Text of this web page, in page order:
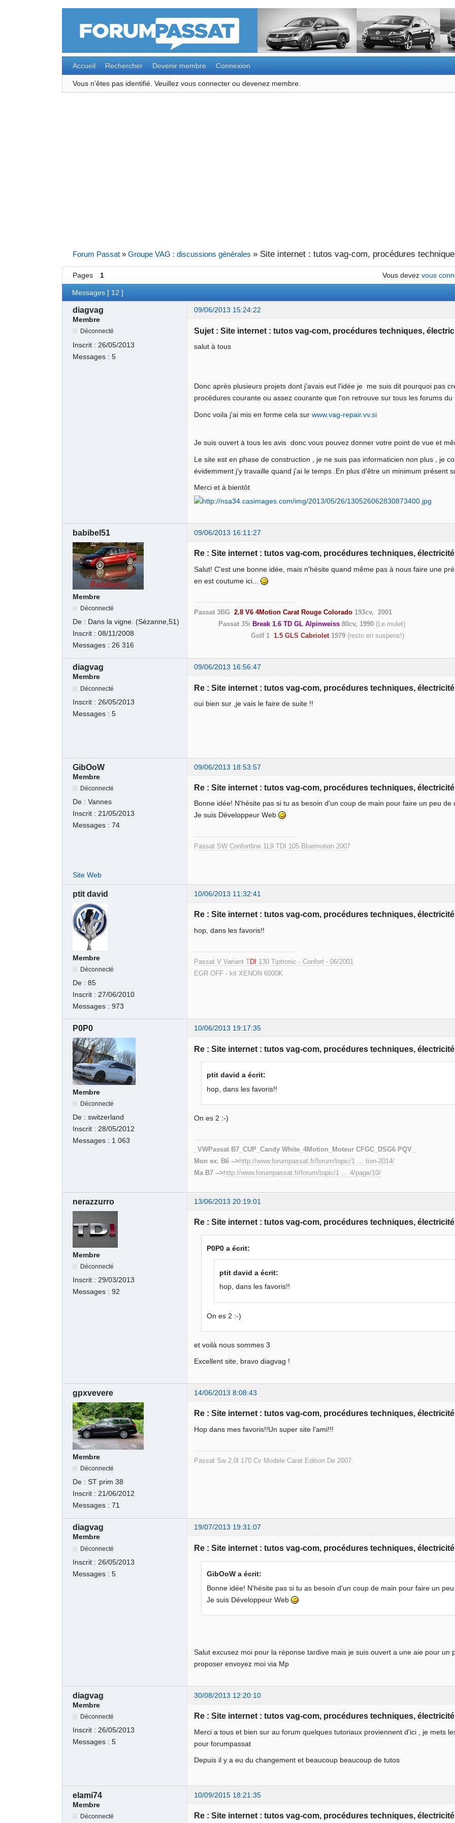
Accueil Rechercher Devenir membre Connexion
Vous n’êtes pas identifié. Veuillez vous connecter ou devenez membre.
Forum Passat » Groupe VAG : discussions générales » Site internet : tutos vag-com, procédures
Pages 1 Vous devez vous
Messages [ 12 ]
diagvag
09/06/2013 15:24:22
Membre
Déconnecté
Inscrit : 26/05/2013
Messages :5
Sujet : Site internet : tutos vag-com, procédures techniques,
salut à tous
Donc après plusieurs projets dont j'avais eut l'idée je me suis dit pourquoi pas
procédures courante ou assez courante que l'on retrouve sur tous les forums du
Donc voila j'ai mis en forme cela surwww.vag-repair.vv.si
Je suis ouvert à tous les avis donc vous pouvez donner votre point de vue et
Le site est en phase de construction , je ne suis pas informaticien non plus , je
évidemment j'y travaille quand j'ai le temps .En plus d'être un minimum présent
Merci et à bientôt
babibel51 09/06/2013 16:11:27
Membre
Déconnecté
De : Dans la vigne. (Sézanne,51)
Inscrit :08/11/2008
Messages :26 316
Re : Site internet : tutos vag-com, procédures techniques, électricité
Salut! C'est une bonne idée, mais n'hésite quand même pas à nous faire une
en est coutume ici...
Passat 3BG 2.8 V6 4Motion Carat Rouge Colorado 193cv, 2001
Passat 35i Break 1.6 TD GL Alpinweiss 80cv, 1990 (Le
Golf 1 1.5 GLS Cabriolet 1979 (resto en
diagvag
09/06/2013 16:56:47
Membre
Déconnecté
Inscrit : 26/05/2013
Messages :5
Re : Site internet : tutos vag-com, procédures techniques, électricité
oui bien sur ,je vais le faire de suite !!
GibOoW
09/06/2013 18:53:57
Membre
Déconnecté
De :Vannes
Inscrit : 21/05/2013
Messages :74
Re : Site internet : tutos vag-com, procédures techniques, électricité
Bonne idée! N'hésite pas si tu as besoin d'un coup de main pour faire un peu de
Je suis Développeur Web
Passat SW Confortline 1L9 TDI 105 Bluemotion 2007
Site Web
ptit david 10/06/2013 11:32:41
Membre
Déconnecté
De :85
Inscrit : 27/06/2010
Messages :973
Re : Site internet : tutos vag-com, procédures techniques, électricité
hop, dans les favoris!!
Passat V Variant TDI 130 Tiptronic - Confort - 06/2001
EGR OFF - kit XENON 6000K
P0P0 10/06/2013 19:17:35
Membre
Déconnecté
De :switzerland
Inscrit :28/05/2012
Messages : 1 063
Re : Site internet : tutos vag-com, procédures techniques, électricité
ptit david a écrit:
hop, dans les favoris!!
On es 2 :-)
_VWPassat B7_CUP_Candy White_4Motion_Moteur CFGC_DSG6 PQV_
Mon ex. B6 --> http://www.forumpassat.fr/forum/topic/1 … tion-2014/
Ma B7 --> http://www.forumpassat.fr/forum/topic/1 … 4/page/10/
nerazzurro 13/06/2013 20:19:01
Membre
Déconnecté
Inscrit : 29/03/2013
Messages :92
Re : Site internet : tutos vag-com, procédures techniques, électricité
P0P0 a écrit:
ptit david a écrit:
hop, dans les favoris!!
On es 2 :-)
et voilà nous sommes 3
Excellent site, bravo diagvag !
gpxvevere 14/06/2013 8:08:43
Membre
Déconnecté
De :ST prim 38
Inscrit :21/06/2012
Messages :71
Re : Site internet : tutos vag-com, procédures techniques, électricité
Hop dans mes favoris!!Un super site l'ami!!!
Passat Sw 2.0l 170 Cv Modele Carat Edition De 2007.
diagvag
19/07/2013 19:31:07
Membre
Déconnecté
Inscrit : 26/05/2013
Messages :5
Re : Site internet : tutos vag-com, procédures techniques, électricité
GibOoW a écrit:
Bonne idée! N'hésite pas si tu as besoin d'un coup de main pour faire un
Je suis Développeur Web
Salut excusez moi pour la réponse tardive mais je suis ouvert a une aie pour un
proposer envoyez moi via Mp
diagvag
30/08/2013 12:20:10
Membre
Déconnecté
Inscrit :26/05/2013
Messages :5
Re : Site internet : tutos vag-com, procédures techniques, électricité
Merci a tous et bien sur au forum quelques tutoriaux proviennent d'ici , je mets
pour forumpassat
Depuis il y a eu du changement et beaucoup beaucoup de tutos
elami74
10/09/2015 18:21:35
Membre
Déconnecté Re : Site internet : tutos vag-com, procédures techniques, électricité